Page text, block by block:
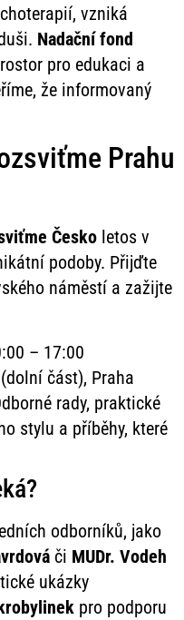
vzniká
Nadační fond
pro edukaci a
že informovaný
Prahu
Česko letos v
podoby. Přijďte
náměstí a zažijte
– 17:00
část), Praha
rady, praktické
stylu a příběhy, které
odborníků, jako
či MUDr. Vodeh
ukázky
pro podporu